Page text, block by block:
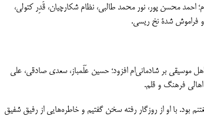
احمد محسن پور، نور محمد طالبی، نظام شکارچیان، قَدِر کتولی،
و فراموش شدۀ نخ ریسی.
موسیقی بر شادمانی‌ام افزود؛ حسین عَلَمباز، سعدی صادقی، علی
فرهنگ و قلم.
بود. با او از روزگار رفته سخن گفتیم و خاطره‌هایی از رفیق شفیق